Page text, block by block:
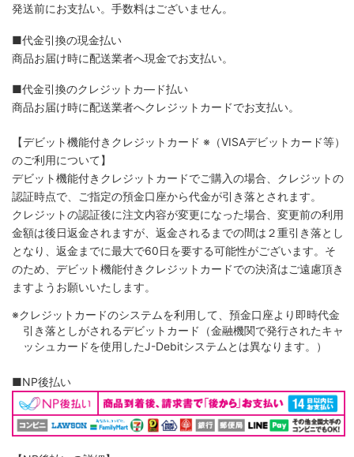
発送前にお支払い。手数料はございません。
■代金引換の現金払い
商品お届け時に配送業者へ現金でお支払い。
■代金引換のクレジットカ―ド払い
商品お届け時に配送業者へクレジットカードでお支払い。
【デビット機能付きクレジットカード ※（VISAデビットカード等）
のご利用について】
デビット機能付きクレジットカードでご購入の場合、クレジットの
認証時点で、ご指定の預金口座から代金が引き落とされます。
クレジットの認証後に注文内容が変更になった場合、変更前の利用
金額は後日返金されますが、返金されるまでの間は２重引き落とし
となり、返金までに最大で60日を要する可能性がございます。そ
のため、デビット機能付きクレジットカードでの決済はご遠慮頂き
ますようお願いいたします。
※クレジットカードのシステムを利用して、預金口座より即時代金
引き落としがされるデビットカード（金融機関で発行されたキャ
ッシュカードを使用したJ-Debitシステムとは異なります。）
■NP後払い